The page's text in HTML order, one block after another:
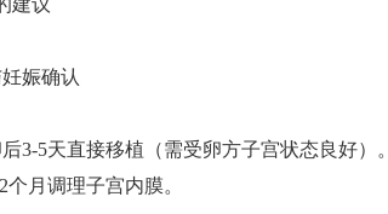
建议
娠确认
3-5天直接移植（需受卵方子宫状态良好）‌。
月调理子宫内膜‌。